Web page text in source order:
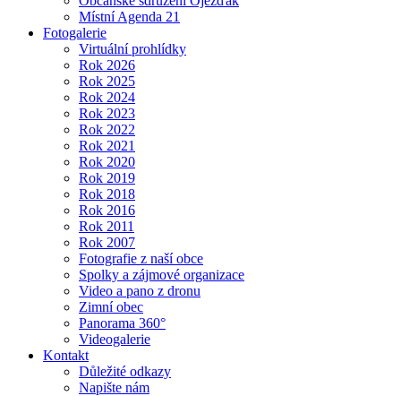
Místní Agenda 21
Fotogalerie
Virtuální prohlídky
Rok 2026
Rok 2025
Rok 2024
Rok 2023
Rok 2022
Rok 2021
Rok 2020
Rok 2019
Rok 2018
Rok 2016
Rok 2011
Rok 2007
Fotografie z naší obce
Spolky a zájmové organizace
Video a pano z dronu
Zimní obec
Panorama 360°
Videogalerie
Kontakt
Důležité odkazy
Napište nám